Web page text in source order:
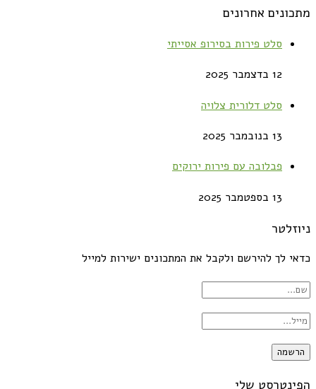
מתכונים אחרונים
סלט פירות בסירופ אסייתי
12 בדצמבר 2025
סלט דלורית צלויה
13 בנובמבר 2025
פבלובה עם פירות ירוקים
13 בספטמבר 2025
ניוזלטר
כדאי לך להירשם ולקבל את המתכונים ישירות למייל
הפינטרסט שלי